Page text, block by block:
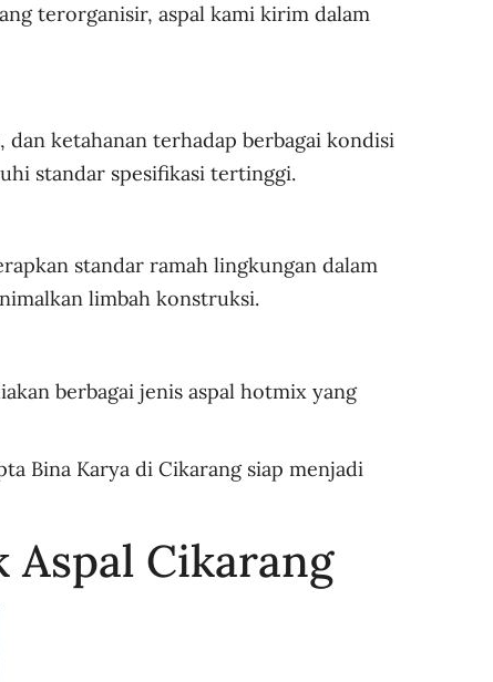
terorganisir, aspal kami kirim dalam
ketahanan terhadap berbagai kondisi
standar spesifikasi tertinggi.
standar ramah lingkungan dalam
limbah konstruksi.
berbagai jenis aspal hotmix yang
Bina Karya di Cikarang siap menjadi
Cikarang